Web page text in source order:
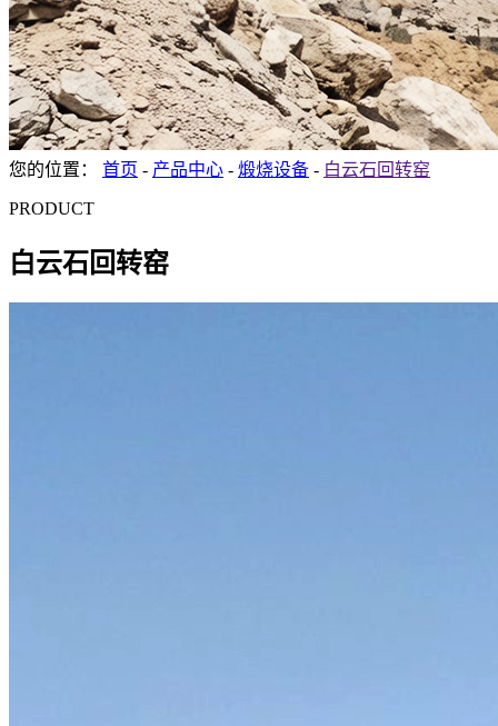
您的位置： 首页 - 产品中心 - 煅烧设备 - 白云石回转窑
PRODUCT
白云石回转窑